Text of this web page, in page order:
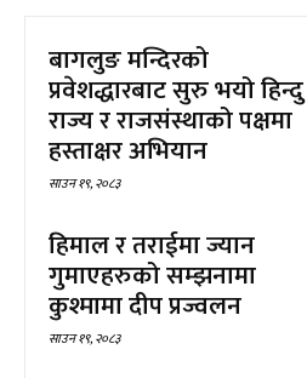
बागलुङ मन्दिरको
प्रवेशद्धारबाट सुरु भयो हिन्दु
राज्य र राजसंस्थाको पक्षमा
हस्ताक्षर अभियान
साउन १९, २०८३
हिमाल र तराईमा ज्यान
गुमाएहरुको सम्झनामा
कुश्मामा दीप प्रज्वलन
साउन १९, २०८३